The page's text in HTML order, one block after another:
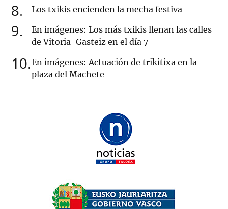
8 Los txikis encienden la mecha festiva
9
En imágenes: Los más txikis llenan las calles
de Vitoria-Gasteiz en el día 7
10 En imágenes: Actuación de trikitixa en la
plaza del Machete